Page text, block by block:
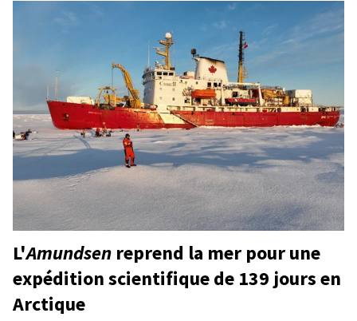
L'Amundsen reprend la mer pour une
expédition scientifique de 139 jours en
Arctique